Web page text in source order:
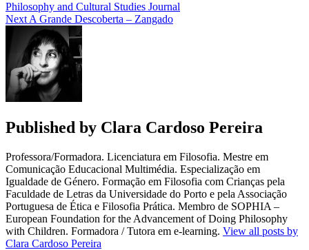
Philosophy and Cultural Studies Journal
Next A Grande Descoberta – Zangado
Published by Clara Cardoso Pereira
Professora/Formadora. Licenciatura em Filosofia. Mestre em
Comunicação Educacional Multimédia. Especialização em
Igualdade de Género. Formação em Filosofia com Crianças pela
Faculdade de Letras da Universidade do Porto e pela Associação
Portuguesa de Ética e Filosofia Prática. Membro de SOPHIA –
European Foundation for the Advancement of Doing Philosophy
with Children. Formadora / Tutora em e-learning. View all posts by
Clara Cardoso Pereira